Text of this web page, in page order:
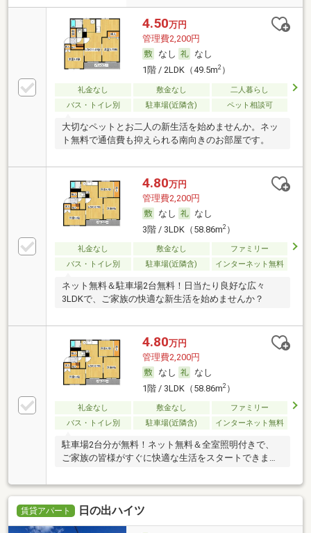
4.50万円
管理費2,200円
なし
なし
1階 / 2LDK（49.5m2）
礼金なし 敷金なし
二人暮らし
バス・トイレ別
駐車場(近隣含) ペット相談可
大切なペットとお二人の新生活を始めませんか。ネッ
ト無料で通信費も抑えられる南向きのお部屋です。
4.80万円
管理費2,200円
なし
なし
3階 / 3LDK（58.86m2）
礼金なし 敷金なし
ファミリー
バス・トイレ別
駐車場(近隣含) インターネット無料
ネット無料＆駐車場2台無料！日当たり良好な広々
3LDKで、ご家族の快適な新生活を始めませんか？
4.80万円
管理費2,200円
なし
なし
1階 / 3LDK（58.86m2）
礼金なし 敷金なし
ファミリー
バス・トイレ別
駐車場(近隣含) インターネット無料
駐車場2台分が無料！ネット無料＆全室照明付きで、
ご家族の皆様がすぐに快適な生活をスタートできま
賃貸アパート 日の出ハイツ